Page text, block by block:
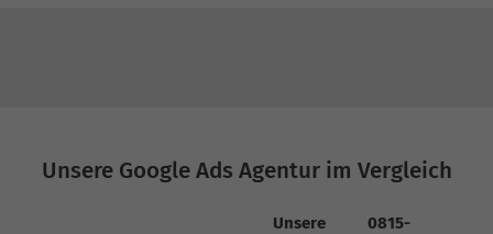
Unsere Google Ads Agentur im Vergleich
Unsere
0815-